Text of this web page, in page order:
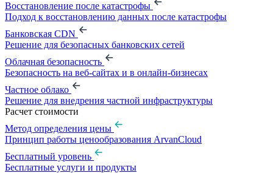
Восстановление после катастрофы
Подход к восстановлению данных после катастрофы
Банковская CDN
Решение для безопасных банковских сетей
Облачная безопасность
Безопасность на веб-сайтах и в онлайн-бизнесах
Частное облако
Решение для внедрения частной инфраструктуры
Расчет стоимости
Метод определения цены
Принцип работы ценообразования ArvanCloud
Бесплатный уровень
Бесплатные услуги и продукты